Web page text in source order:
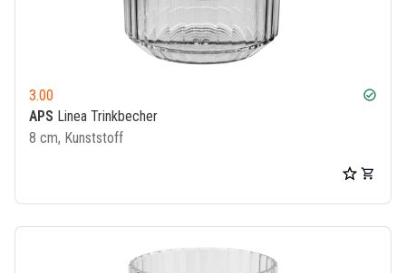
3.00 check_circle
APS Linea Trinkbecher
8 cm, Kunststoff